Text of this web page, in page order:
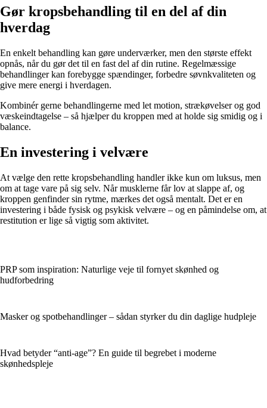
Gør kropsbehandling til en del af din
hverdag
En enkelt behandling kan gøre underværker, men den største effekt
opnås, når du gør det til en fast del af din rutine. Regelmæssige
behandlinger kan forebygge spændinger, forbedre søvnkvaliteten og
give mere energi i hverdagen.
Kombinér gerne behandlingerne med let motion, strækøvelser og god
væskeindtagelse – så hjælper du kroppen med at holde sig smidig og i
balance.
En investering i velvære
At vælge den rette kropsbehandling handler ikke kun om luksus, men
om at tage vare på sig selv. Når musklerne får lov at slappe af, og
kroppen genfinder sin rytme, mærkes det også mentalt. Det er en
investering i både fysisk og psykisk velvære – og en påmindelse om, at
restitution er lige så vigtig som aktivitet.
PRP som inspiration: Naturlige veje til fornyet skønhed og
hudforbedring
Masker og spotbehandlinger – sådan styrker du din daglige hudpleje
Hvad betyder “anti-age”? En guide til begrebet i moderne
skønhedspleje